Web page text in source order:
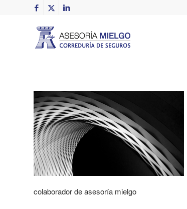
colaborador de asesoría mielgo